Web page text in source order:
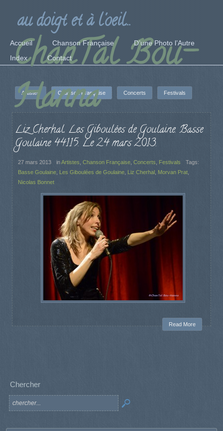
ChanTal Bou-
Hanna
au doigt et à l'oeil...
Accueil Chanson Française
D’une Photo l’Autre
Index
Contact
Artistes Chanson Française Concerts Festivals
Liz Cherhal. Les Giboulées de Goulaine. Basse
Goulaine 44115. Le 24 mars 2013.
27 mars 2013 inArtistes Chanson Française Concerts Festivals
Tags:
Basse Goulaine Les Giboulées de Goulaine Liz Cherhal Morvan Prat
Nicolas Bonnet
Read More
Chercher